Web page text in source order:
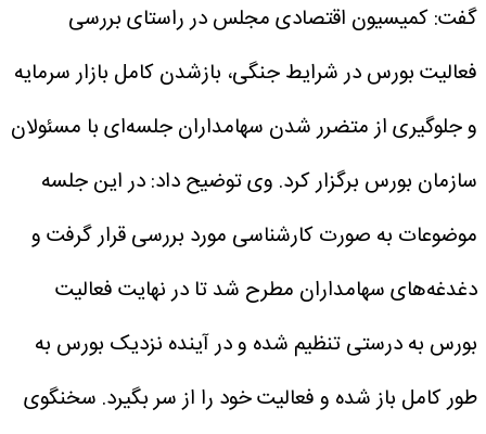
گفت: کمیسیون اقتصادی مجلس در راستای بررسی
فعالیت بورس در شرایط جنگی، بازشدن کامل بازار سرمایه
و جلوگیری از متضرر شدن سهامداران جلسه‌ای با مسئولان
سازمان بورس برگزار کرد. وی توضیح داد: در این جلسه
موضوعات به صورت کارشناسی مورد بررسی قرار گرفت و
دغدغه‌های سهامداران مطرح شد تا در نهایت فعالیت
بورس به درستی تنظیم شده و در آینده نزدیک بورس به
طور کامل باز شده و فعالیت خود را از سر بگیرد. سخنگوی